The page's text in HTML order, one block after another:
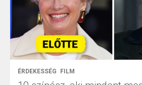
ÉRDEKESSÉG FILM